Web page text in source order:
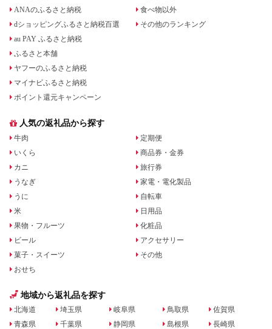
ANAのふるさと納税
dショッピングふるさと納税百選
au PAY ふるさと納税
ふるさと本舗
ヤフーのふるさと納税
マイナビふるさと納税
ポイント還元キャンペーン
食べ物以外
その他のランキング
人気の返礼品から探す
牛肉
いくら
カニ
うなぎ
うに
米
果物・フルーツ
ビール
菓子・スイーツ
おせち
定期便
商品券・金券
旅行券
家電・電化製品
自転車
日用品
化粧品
アクセサリー
その他
地域から返礼品を探す
北海道
青森県
埼玉県
千葉県
岐阜県
静岡県
鳥取県
島根県
佐賀県
長崎県